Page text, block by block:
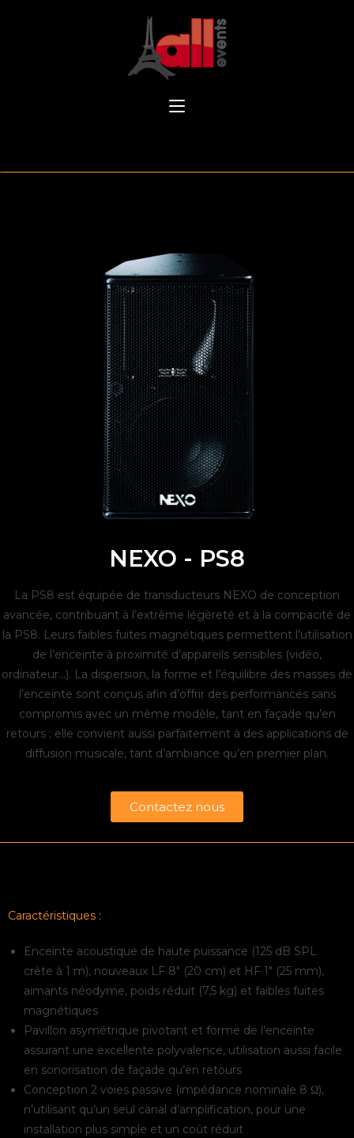
NEXO - PS8
La PS8 est équipée de transducteurs NEXO de conception
avancée, contribuant à l’extrême légèreté et à la compacité de
la PS8. Leurs faibles fuites magnétiques permettent l’utilisation
de l’enceinte à proximité d’appareils sensibles (vidéo,
ordinateur…). La dispersion, la forme et l’équilibre des masses de
l’enceinte sont conçus afin d’offrir des performances sans
compromis avec un même modèle, tant en façade qu’en
retours ; elle convient aussi parfaitement à des applications de
diffusion musicale, tant d’ambiance qu’en premier plan.
Contactez nous
Caractéristiques :
Enceinte acoustique de haute puissance (125 dB SPL
crête à 1 m), nouveaux LF 8″ (20 cm) et HF 1″ (25 mm),
aimants néodyme, poids réduit (7,5 kg) et faibles fuites
magnétiques
Pavillon asymétrique pivotant et forme de l’enceinte
assurant une excellente polyvalence, utilisation aussi facile
en sonorisation de façade qu’en retours
Conception 2 voies passive (impédance nominale 8 Ω),
n’utilisant qu’un seul canal d’amplification, pour une
installation plus simple et un coût réduit